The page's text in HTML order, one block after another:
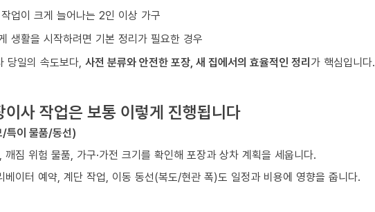
업이 크게 늘어나는 2인 이상 가구
생활을 시작하려면 기본 정리가 필요한 경우
당일의 속도보다, 사전 분류와 안전한 포장, 새 집에서의 효율적인 정리가 핵심입니다.
이사 작업은 보통 이렇게 진행됩니다
/특이 물품/동선)
짐 위험 물품, 가구·가전 크기를 확인해 포장과 상차 계획을 세웁니다.
베이터 예약, 계단 작업, 이동 동선(복도/현관 폭)도 일정과 비용에 영향을 줍니다.